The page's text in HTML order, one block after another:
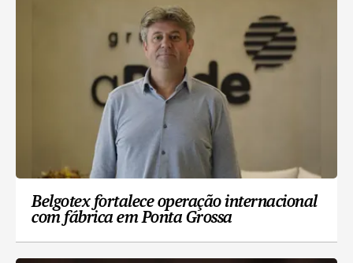
Belgotex fortalece operação internacional
com fábrica em Ponta Grossa